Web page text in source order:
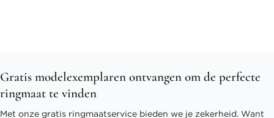
Gratis modelexemplaren ontvangen om de perfecte
ringmaat te vinden
Met onze gratis ringmaatservice bieden we je zekerheid. Want